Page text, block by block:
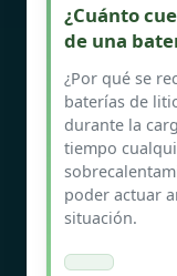
¿Cuánto
de una
¿Por qué se
baterías de
durante la
tiempo
poder actuar
situación.